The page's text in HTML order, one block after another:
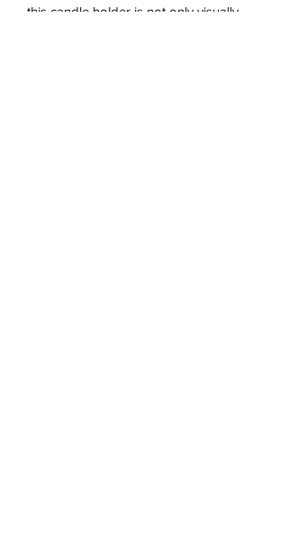
this candle holder is not only visually